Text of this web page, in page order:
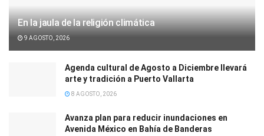
En la jaula de la religión climática
9 AGOSTO, 2026
Agenda cultural de Agosto a Diciembre llevará
arte y tradición a Puerto Vallarta
8 AGOSTO, 2026
Avanza plan para reducir inundaciones en
Avenida México en Bahía de Banderas